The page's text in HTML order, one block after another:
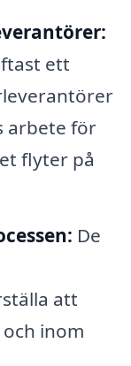
ett
arbete för
flyter på
De
att
inom